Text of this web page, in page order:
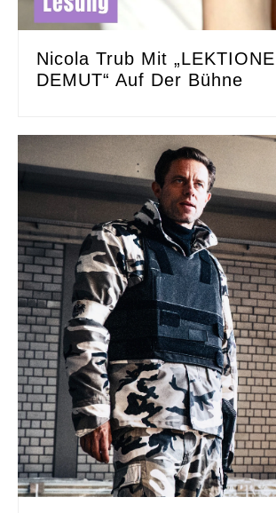
Nicola Trub Mit
DEMUT“ Auf Der Bühne